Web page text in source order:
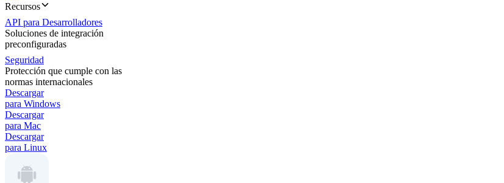
Recursos
API para Desarrolladores
Soluciones de integración
preconfiguradas
Seguridad
Protección que cumple con las
normas internacionales
Descargar
para Windows
Descargar
para Mac
Descargar
para Linux